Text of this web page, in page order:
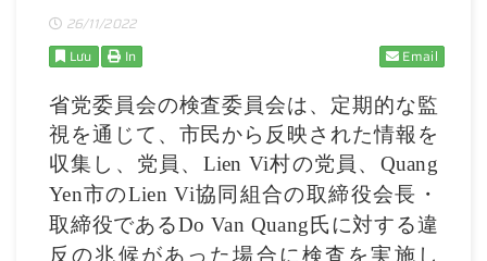
26/11/2022
Lưu
In Email
省党委員会の検査委員会は、定期的な監
視を通じて、市民から反映された情報を
収集し、党員、
Lien Vi村の党員、
Quang
Yen市のLien Vi協同組合の取締役会長・
取締役であるDo Van Quang氏に対する違
反の兆候があった場合に検査を実施し